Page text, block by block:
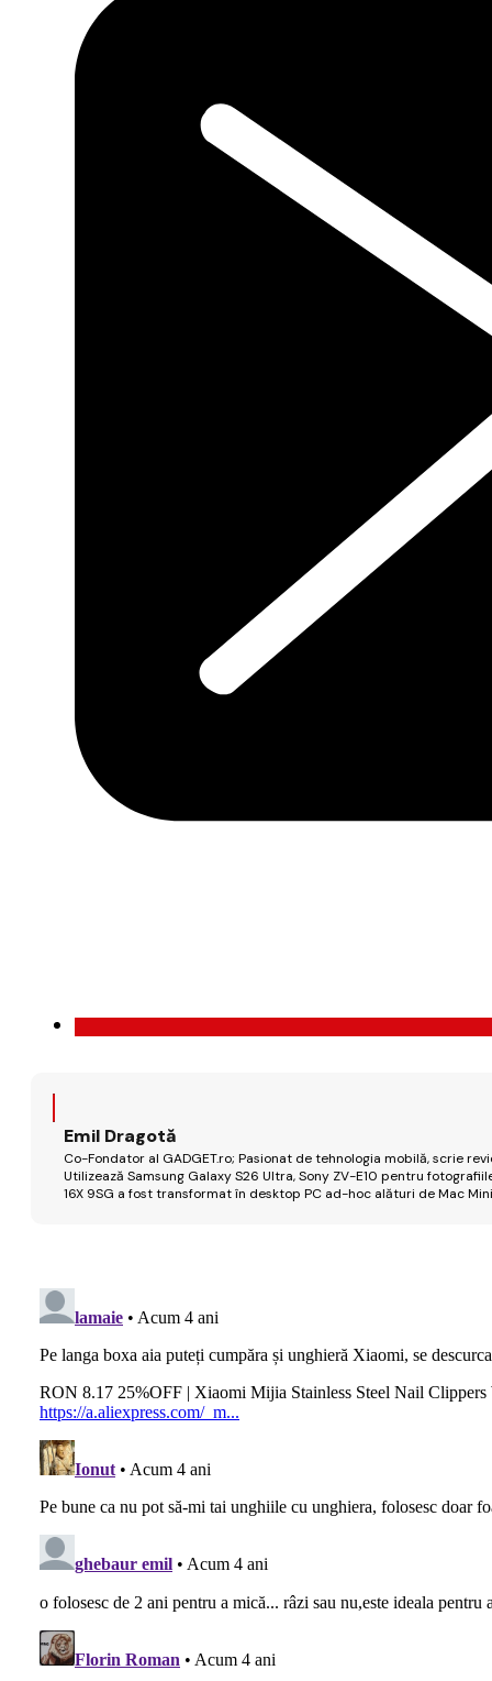
Emil Dragotă
Co-Fondator al GADGET.ro; Pasionat de tehnologia mobilă, scrie
Utilizează Samsung Galaxy S26 Ultra, Sony ZV-E10 pentru
16X 9SG a fost transformat în desktop PC ad-hoc alături de Mac